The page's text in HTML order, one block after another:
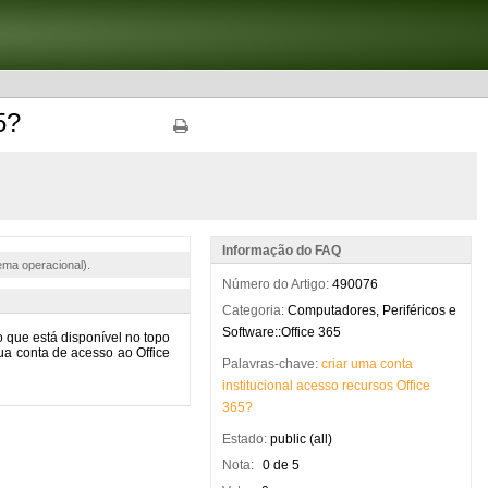
operacional).
Informação do FAQ
Número do Artigo: 490076
Categoria: Computadores, Periféricos e
Software::Office 365
Palavras-chave: criar uma conta
institucional acesso recursos Office
365?
Estado: public (all)
Nota: 0 de 5